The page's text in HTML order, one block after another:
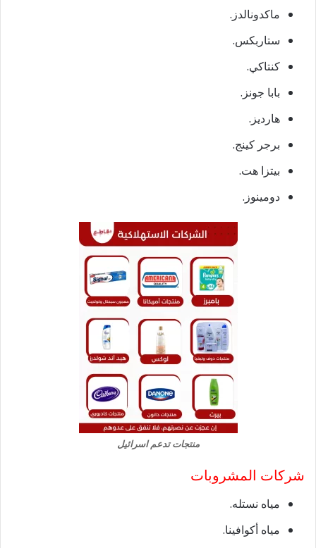
ماكدونالدز.
ستاربكس.
كنتاكي.
بابا جونز.
هارديز.
برجر كينج.
بيتزا هت.
دومينوز.
منتجات تدعم اسرائيل
شركات المشروبات
مياه نستله.
مياه أكوافينا.